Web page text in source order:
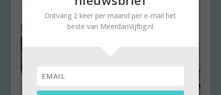
Ontvang 2 keer per maand per e-mail het
beste van MeerdanVijftig.nl